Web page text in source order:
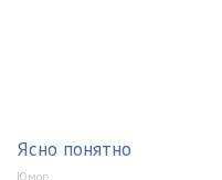
Ясно понятно